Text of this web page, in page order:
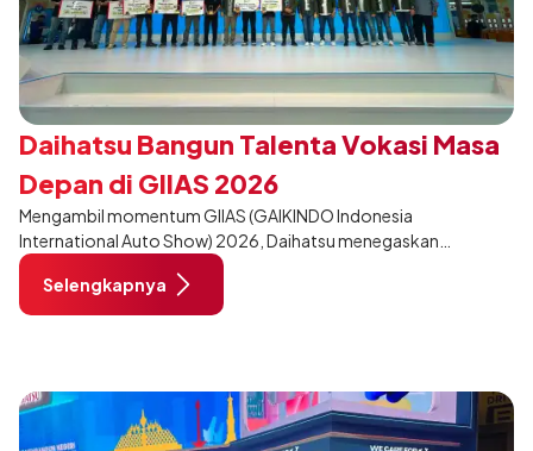
Daihatsu Bangun Talenta Vokasi Masa
Depan di GIIAS 2026
Mengambil momentum GIIAS (GAIKINDO Indonesia
International Auto Show) 2026, Daihatsu menegaskan
komitmennya dalam meningkatkan kualitas SDM (Sumber Daya
Manusia) melalui pendidikan vokasi bertema “Bersama Sahabat
Membangun Negeri”. Komitmen ini diwujudkan melalui ajang
Selengkapnya